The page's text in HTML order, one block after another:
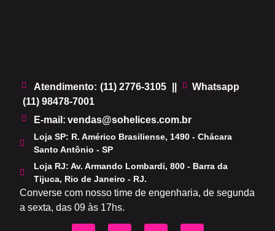
Atendimento: (11) 2776-3105
Whatsapp
(11) 98478-7001
E-mail: vendas@sohelices.com.br
Loja SP: R. Américo Brasiliense, 1490 - Chácara
Santo Antônio - SP
Loja RJ: Av. Armando Lombardi, 800 - Barra da
Tijuca, Rio de Janeiro - RJ.
Converse com nosso time de engenharia, de segunda
a sexta, das 09 às 17hs.